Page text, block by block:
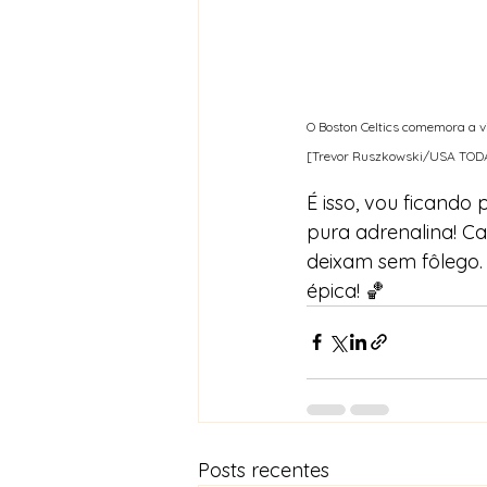
O Boston Celtics comemora a
[Trevor Ruszkowski/USA
É isso, vou
pura adrenalina!
deixam sem
épica! 🏀
Posts recentes